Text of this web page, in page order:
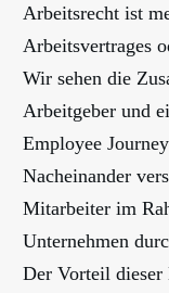
Arbeitsrecht ist
Arbeitsvertrages
Wir sehen die
Arbeitgeber und
Employee
Nacheinander
Mitarbeiter im
Unternehmen
Der Vorteil dieser